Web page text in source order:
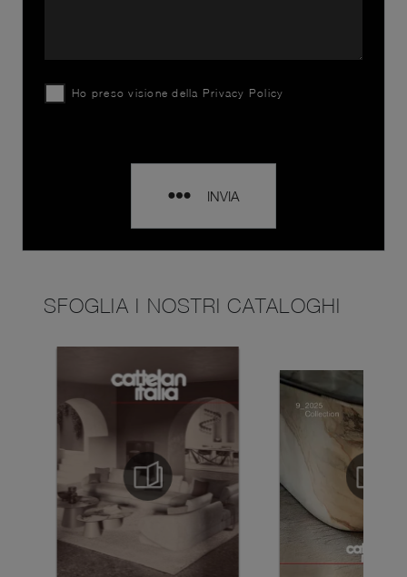
Ho preso visione della Privacy Policy
INVIA
SFOGLIA I NOSTRI CATALOGHI